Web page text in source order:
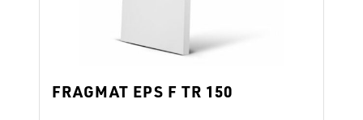
FRAGMAT EPS F TR 150